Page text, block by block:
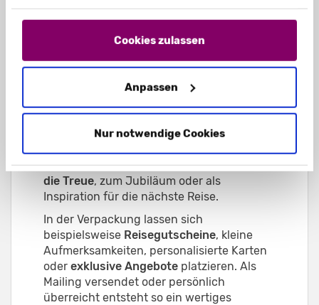
„Einstellungen“ können Sie auswählen, welche
Cookies Sie zulassen. Hier finden Sie unser
und unsereDatenschutzerklärung
Cookies zulassen
Anpassen
Nur notwendige Cookies
Mailing oder Präsent für
hochwertig gestaltete Reise-
Verpackungeignet sich ideal, um kleine
Geschenke oder Gutscheinestilvoll an
Stammkunden zu überreichen. Reisebüros
und Veranstalter können damit besondere
Anlässe nutzen – etwa alsDankeschön für
die Treue, zum Jubiläum oder als
Inspiration für die nächste Reise.
In der Verpackung lassen sich
beispielsweise Reisegutscheine, kleine
Aufmerksamkeiten, personalisierte Karten
oder exklusive Angebote platzieren. Als
Mailing versendet oder persönlich
überreicht entsteht so ein wertiges